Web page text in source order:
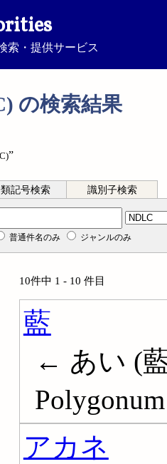
索・提供サービス
の検索結果
”
記号検索 識別子検索
普通件名のみ ジャンルのみ
10件中 1 - 10 件目
藍
← あい (
アカネ